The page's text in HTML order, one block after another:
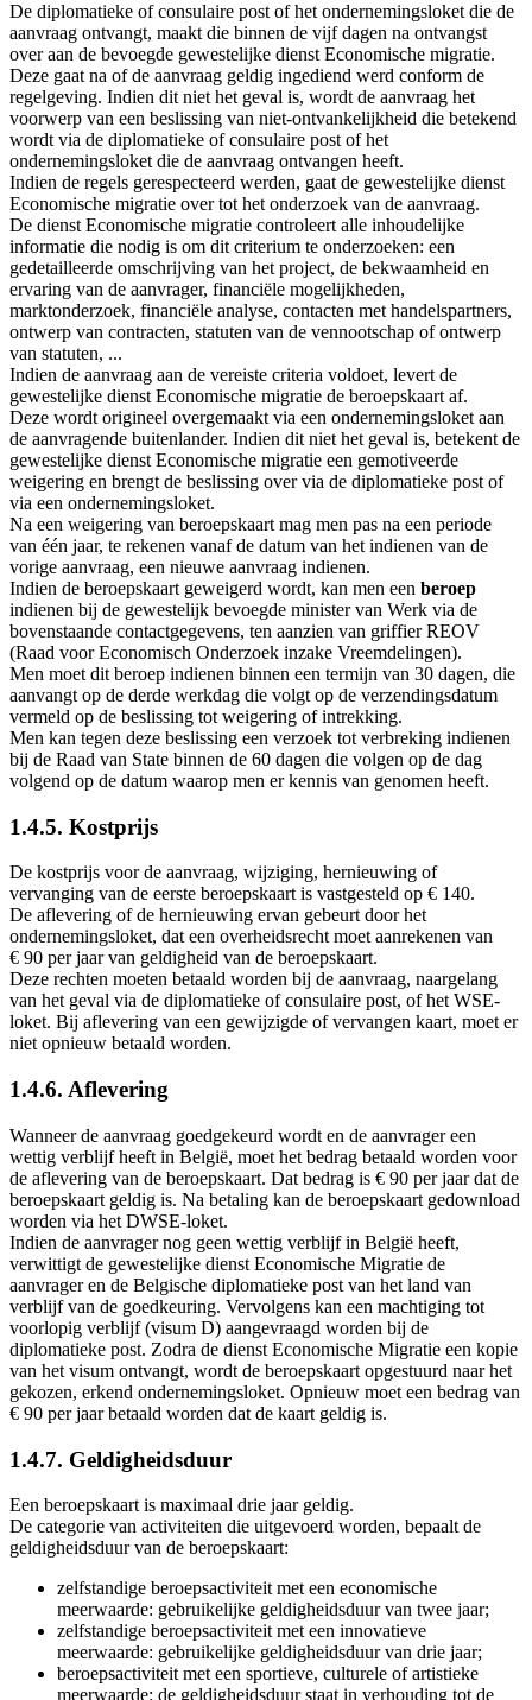
De diplomatieke of consulaire post of het ondernemingsloket die de
aanvraag ontvangt, maakt die binnen de vijf dagen na ontvangst
over aan de bevoegde gewestelijke dienst Economische migratie.
Deze gaat na of de aanvraag geldig ingediend werd conform de
regelgeving. Indien dit niet het geval is, wordt de aanvraag het
voorwerp van een beslissing van niet-ontvankelijkheid die betekend
wordt via de diplomatieke of consulaire post of het
ondernemingsloket die de aanvraag ontvangen heeft.
Indien de regels gerespecteerd werden, gaat de gewestelijke dienst
Economische migratie over tot het onderzoek van de aanvraag.
De dienst Economische migratie controleert alle inhoudelijke
informatie die nodig is om dit criterium te onderzoeken: een
gedetailleerde omschrijving van het project, de bekwaamheid en
ervaring van de aanvrager, financiële mogelijkheden,
marktonderzoek, financiële analyse, contacten met handelspartners,
ontwerp van contracten, statuten van de vennootschap of ontwerp
van statuten, ...
Indien de aanvraag aan de vereiste criteria voldoet, levert de
gewestelijke dienst Economische migratie de beroepskaart af.
Deze wordt origineel overgemaakt via een ondernemingsloket aan
de aanvragende buitenlander. Indien dit niet het geval is, betekent de
gewestelijke dienst Economische migratie een gemotiveerde
weigering en brengt de beslissing over via de diplomatieke post of
via een ondernemingsloket.
Na een weigering van beroepskaart mag men pas na een periode
van één jaar, te rekenen vanaf de datum van het indienen van de
vorige aanvraag, een nieuwe aanvraag indienen.
Indien de beroepskaart geweigerd wordt, kan men een beroep
indienen bij de gewestelijk bevoegde minister van Werk via de
bovenstaande contactgegevens, ten aanzien van griffier REOV
(Raad voor Economisch Onderzoek inzake Vreemdelingen).
Men moet dit beroep indienen binnen een termijn van 30 dagen, die
aanvangt op de derde werkdag die volgt op de verzendingsdatum
vermeld op de beslissing tot weigering of intrekking.
Men kan tegen deze beslissing een verzoek tot verbreking indienen
bij de Raad van State binnen de 60 dagen die volgen op de dag
volgend op de datum waarop men er kennis van genomen heeft.
1.4.5. Kostprijs
De kostprijs voor de aanvraag, wijziging, hernieuwing of
vervanging van de eerste beroepskaart is vastgesteld op € 140.
De aflevering of de hernieuwing ervan gebeurt door het
ondernemingsloket, dat een overheidsrecht moet aanrekenen van
€ 90 per jaar van geldigheid van de beroepskaart.
Deze rechten moeten betaald worden bij de aanvraag, naargelang
van het geval via de diplomatieke of consulaire post, of het WSE-
loket. Bij aflevering van een gewijzigde of vervangen kaart, moet er
niet opnieuw betaald worden.
1.4.6. Aflevering
Wanneer de aanvraag goedgekeurd wordt en de aanvrager een
wettig verblijf heeft in België, moet het bedrag betaald worden voor
de aflevering van de beroepskaart. Dat bedrag is € 90 per jaar dat de
beroepskaart geldig is. Na betaling kan de beroepskaart gedownload
worden via het DWSE-loket.
Indien de aanvrager nog geen wettig verblijf in België heeft,
verwittigt de gewestelijke dienst Economische Migratie de
aanvrager en de Belgische diplomatieke post van het land van
verblijf van de goedkeuring. Vervolgens kan een machtiging tot
voorlopig verblijf (visum D) aangevraagd worden bij de
diplomatieke post. Zodra de dienst Economische Migratie een kopie
van het visum ontvangt, wordt de beroepskaart opgestuurd naar het
gekozen, erkend ondernemingsloket. Opnieuw moet een bedrag van
€ 90 per jaar betaald worden dat de kaart geldig is.
1.4.7. Geldigheidsduur
Een beroepskaart is maximaal drie jaar geldig.
De categorie van activiteiten die uitgevoerd worden, bepaalt de
geldigheidsduur van de beroepskaart:
zelfstandige beroepsactiviteit met een economische
meerwaarde: gebruikelijke geldigheidsduur van twee jaar;
zelfstandige beroepsactiviteit met een innovatieve
meerwaarde: gebruikelijke geldigheidsduur van drie jaar;
beroepsactiviteit met een sportieve, culturele of artistieke
meerwaarde: de geldigheidsduur staat in verhouding tot de